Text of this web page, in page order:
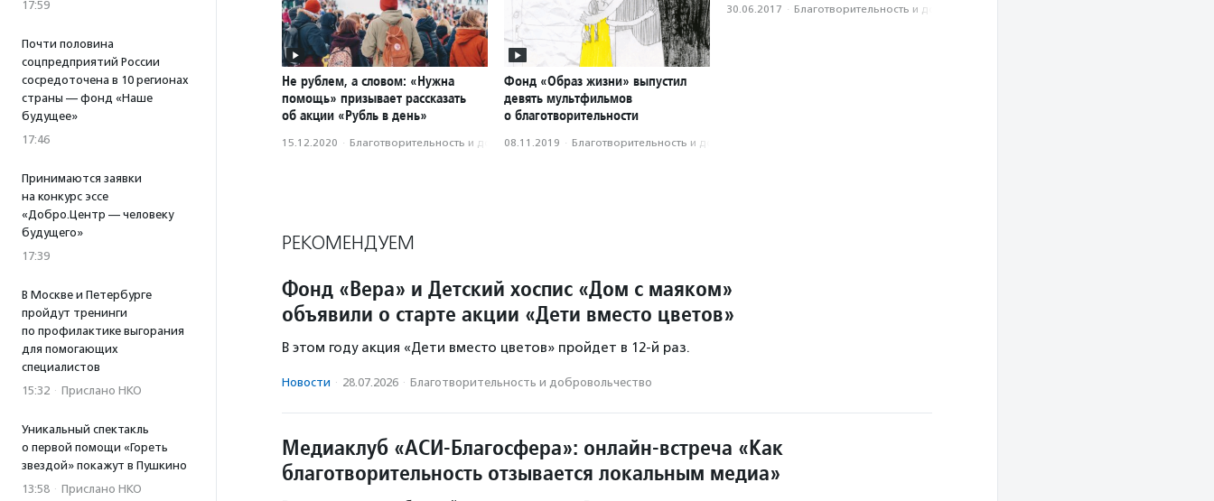
17:59
Почти половина
соцпредприятий России
сосредоточена в 10 регионах
страны — фонд «Наше
будущее»
17:46
Принимаются заявки
на конкурс эссе
«Добро.Центр — человеку
будущего»
17:39
В Москве и Петербурге
пройдут тренинги
по профилактике выгорания
для помогающих
специалистов
15:32 · Прислано НКО
Уникальный спектакль
о первой помощи «Гореть
звездой» покажут в Пушкино
13:58 · Прислано НКО
Не рублем, а словом: «Нужна
помощь» призывает рассказать
об акции «Рубль в день»
15.12.2020 · Благотвори­тель­ность и доброволь­чест­во
Фонд «Образ жизни» выпустил
девять мультфильмов
о благотворительности
08.11.2019 · Благотвори­тель­ность и доброволь­чест­во
30.06.2017 · Благотвори­тель­ность и доброволь­чест­во
РЕКОМЕНДУЕМ
Фонд «Вера» и Детский хоспис «Дом с маяком»
объявили о старте акции «Дети вместо цветов»
В этом году акция «Дети вместо цветов» пройдет в 12-й раз.
Новости · 28.07.2026 · Благотвори­тель­ность и доброволь­чест­во
Медиаклуб «АСИ-Благосфера»: онлайн-встреча «Как
благотворительность отзывается локальным медиа»